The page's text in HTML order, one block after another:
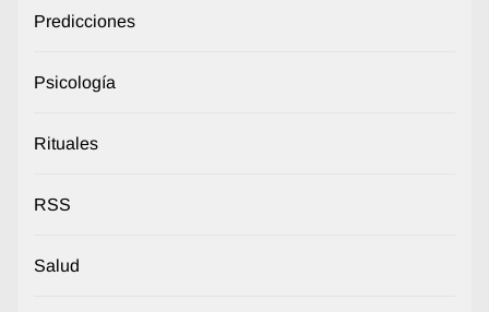
Predicciones
Psicología
Rituales
RSS
Salud